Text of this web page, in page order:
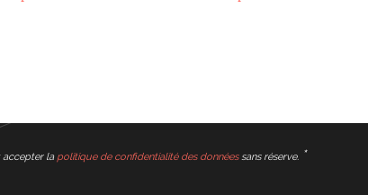
accepter la politique de confidentialité des donnéessans réserve.